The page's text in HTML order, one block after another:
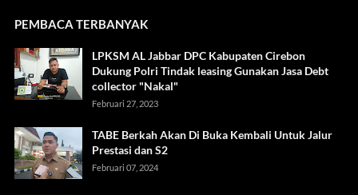
PEMBACA TERBANYAK
LPKSM AL Jabbar DPC Kabupaten Cirebon
Dukung Polri Tindak leasing Gunakan Jasa Debt
collector "Nakal"
Februari 27, 2023
TABE Berkah Akan Di Buka Kembali Untuk Jalur
Prestasi dan S2
Februari 07, 2024